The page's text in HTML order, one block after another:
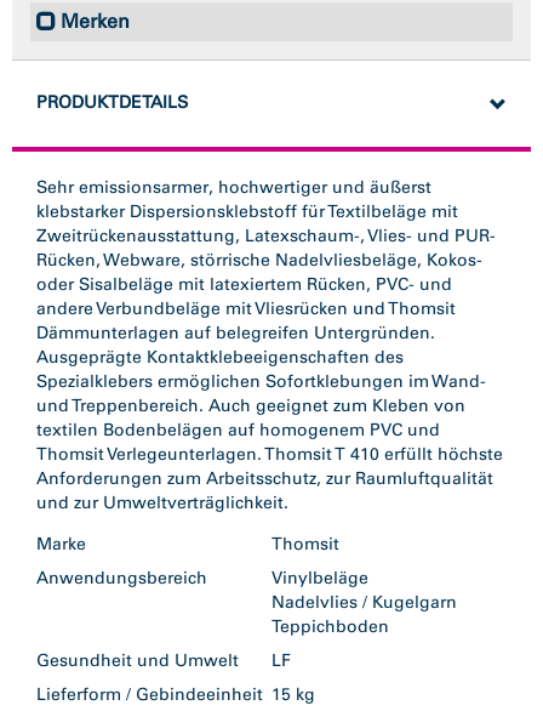
Merken
PRODUKTDETAILS
Sehr emissionsarmer, hochwertiger und äußerst
klebstarker Dispersionsklebstoff für Textilbeläge mit
Zweitrückenausstattung, Latexschaum-, Vlies- und PUR-
Rücken, Webware, störrische Nadelvliesbeläge, Kokos-
oder Sisalbeläge mit latexiertem Rücken, PVC- und
andere Verbundbeläge mit Vliesrücken und Thomsit
Dämmunterlagen auf belegreifen Untergründen.
Ausgeprägte Kontaktklebeeigenschaften des
Spezialklebers ermöglichen Sofortklebungen im Wand-
und Treppenbereich. Auch geeignet zum Kleben von
textilen Bodenbelägen auf homogenem PVC und
Thomsit Verlegeunterlagen. Thomsit T 410 erfüllt höchste
Anforderungen zum Arbeitsschutz, zur Raumluftqualität
und zur Umweltverträglichkeit.
Marke
Thomsit
Anwendungsbereich
Vinylbeläge
Nadelvlies / Kugelgarn
Teppichboden
Gesundheit und Umwelt
LF
Lieferform / Gebindeeinheit 15 kg